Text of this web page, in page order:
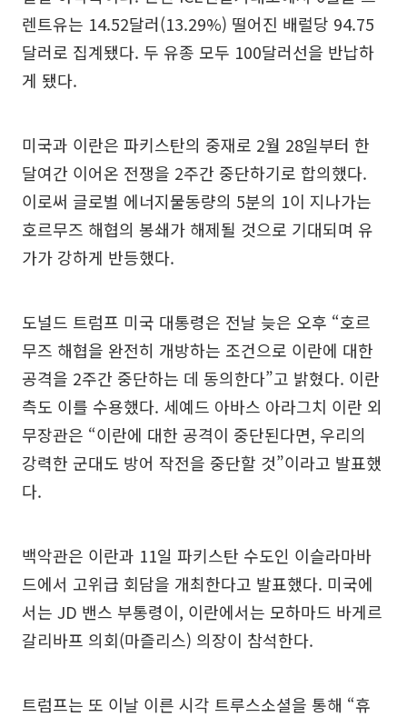
렌트유는 14.52달러(13.29%) 떨어진 배럴당 94.75
달러로 집계됐다. 두 유종 모두 100달러선을 반납하
게 됐다.
미국과 이란은 파키스탄의 중재로 2월 28일부터 한
달여간 이어온 전쟁을 2주간 중단하기로 합의했다.
이로써 글로벌 에너지물동량의 5분의 1이 지나가는
호르무즈 해협의 봉쇄가 해제될 것으로 기대되며 유
가가 강하게 반등했다.
도널드 트럼프 미국 대통령은 전날 늦은 오후 “호르
무즈 해협을 완전히 개방하는 조건으로 이란에 대한
공격을 2주간 중단하는 데 동의한다”고 밝혔다. 이란
측도 이를 수용했다. 세예드 아바스 아라그치 이란 외
무장관은 “이란에 대한 공격이 중단된다면, 우리의
강력한 군대도 방어 작전을 중단할 것”이라고 발표했
다.
백악관은 이란과 11일 파키스탄 수도인 이슬라마바
드에서 고위급 회담을 개최한다고 발표했다. 미국에
서는 JD 밴스 부통령이, 이란에서는 모하마드 바게르
갈리바프 의회(마즐리스) 의장이 참석한다.
트럼프는 또 이날 이른 시각 트루스소셜을 통해 “휴